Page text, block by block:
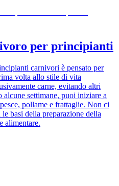
per principianti
carnivori è pensato per
volta allo stile di vita
carne, evitando altri
settimane, puoi iniziare a
pollame e frattaglie. Non ci
basi della preparazione della
alimentare.